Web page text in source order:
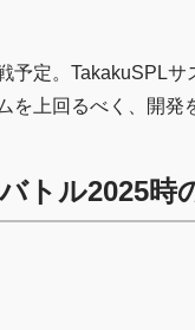
予定。TakakuSPL
を上回るべく、開発
トル2025時